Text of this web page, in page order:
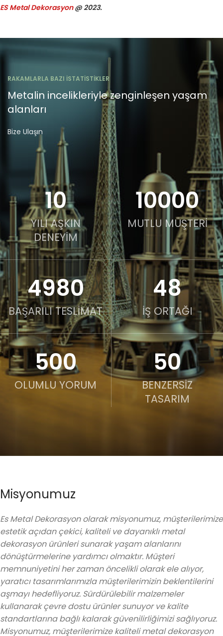
ES Metal Dekorasyon@ 2023.
RAKAMLARLA BAZI İSTATİSTİKLER
Metalin incelikleriyle zenginleşen yaşam
alanları
Bize Ulaşın
10
YILI AŞKIN
DENEYİM
10000
MUTLU MÜŞTERİ
4980
BAŞARILI TESLİMAT
48
İŞ ORTAĞI
500
OLUMLU YORUM
50
BENZERSİZ
TASARIM
Misyonumuz
Es Metal Dekorasyon olarak misyonumuz, müşterilerimize
estetik açıdan çekici, kaliteli ve dayanıklı metal
dekorasyon ürünleri sunarak yaşam alanlarını
dönüştürmelerine yardımcı olmaktır. Müşteri
memnuniyetini her zaman öncelikli olarak ele alıyor,
yaratıcı tasarımlarımızla müşterilerimizin beklentilerini
aşmayı hedefliyoruz. Sürdürülebilir malzemeler
kullanarak çevre dostu ürünler sunuyor ve kalite
standartlarına bağlı kalarak güvenilirliğimizi sağlıyoruz.
Misyonumuz, müşterilerimize kaliteli metal dekorasyon